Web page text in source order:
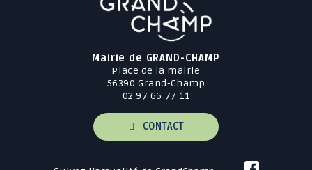
Mairie de GRAND-CHAMP
Place de la mairie
56390 Grand-Champ
02 97 66 77 11
CONTACT